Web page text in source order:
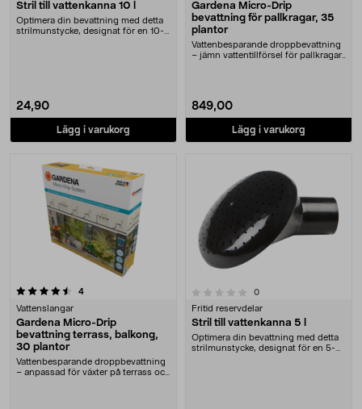
Stril till vattenkanna 10 l
Optimera din bevattning med detta
strilmunstycke, designat för en 10-
24,90
Lägg i varukorg
Gardena Micro-Drip
bevattning för pallkragar, 35
plantor
Vattenbesparande droppbevattning
– jämn vattentillförsel för pallkragar.
849,00
Lägg i varukorg
4recensioner
Vattenslangar
Gardena Micro-Drip
bevattning terrass, balkong,
30 plantor
Vattenbesparande droppbevattning
– anpassad för växter på terrass och
0.0 av 5 stjärnor 0recensioner
Fritid reservdelar
Stril till vattenkanna 5 l
Optimera din bevattning med detta
strilmunstycke, designat för en 5-